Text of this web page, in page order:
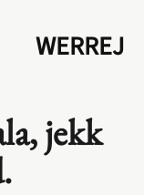
WERREJ
jekk